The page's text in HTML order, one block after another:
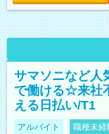
サマソニなど人
で働ける☆来社
える日払い/T1
アルバイト 職種未経